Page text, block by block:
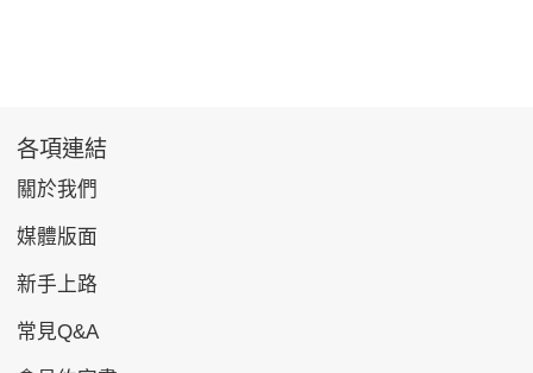
各項連結
關於我們
媒體版面
新手上路
常見Q&A